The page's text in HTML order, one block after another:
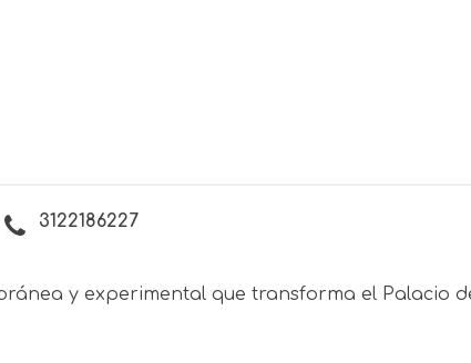
3122186227
y experimental que transforma el Palacio